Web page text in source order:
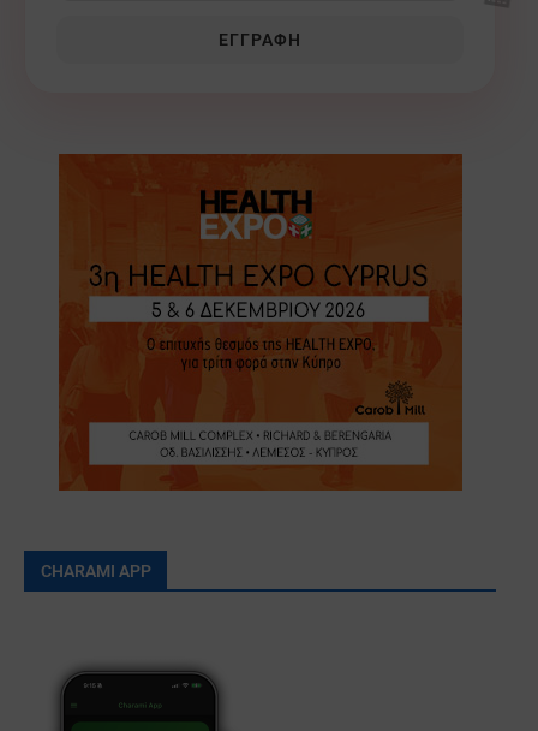
ΕΓΓΡΑΦΉ
CHARAMI APP